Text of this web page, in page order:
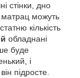
стінки, дно
матрац можуть
кількість
обладнані
буде
і
підросте.